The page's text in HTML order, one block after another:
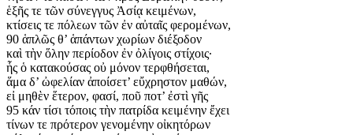
ἑξῆς τε τῶν σύνεγγυς Ἀσίᾳ κειμένων,
κτίσεις τε πόλεων τῶν ἐν αὐταῖς φερομένων,
90 ἁπλῶς θ’ ἁπάντων χωρίων διέξοδον
καὶ τὴν ὅλην περίοδον ἐν ὀλίγοις στίχοις·
ἧς ὁ κατακούσας οὐ μόνον τερφθήσεται,
ἅμα δ’ ὠφελίαν ἀποίσετ’ εὔχρηστον μαθών,
εἰ μηθὲν ἕτερον, φασί, ποῦ ποτ’ ἐστὶ γῆς
95 κάν τίσι τόποις τὴν πατρίδα κειμένην ἔχει
τίνων τε πρότερον γενομένην οἰκητόρων